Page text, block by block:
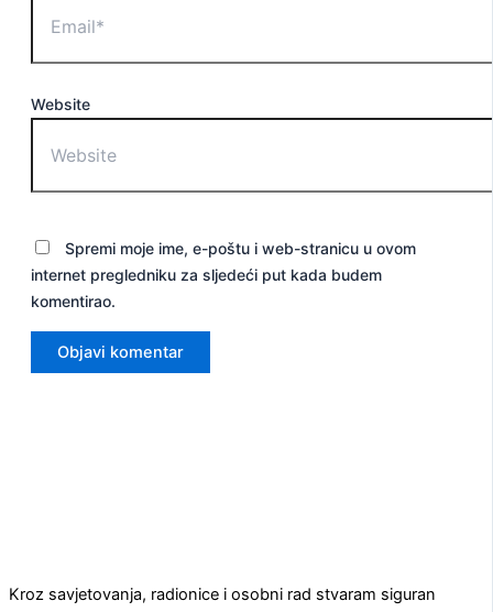
Website
Spremi moje ime, e-poštu i web-stranicu u ovom
internet pregledniku za sljedeći put kada budem
komentirao.
Kroz savjetovanja, radionice i osobni rad stvaram siguran